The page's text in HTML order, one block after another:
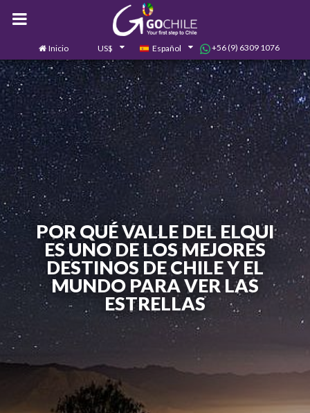
Inicio US$ Español +56 (9) 6309 1076
Contáctanos 0
POR QUÉ VALLE DEL ELQUI
ES UNO DE LOS MEJORES
DESTINOS DE CHILE Y EL
MUNDO PARA VER LAS
ESTRELLAS